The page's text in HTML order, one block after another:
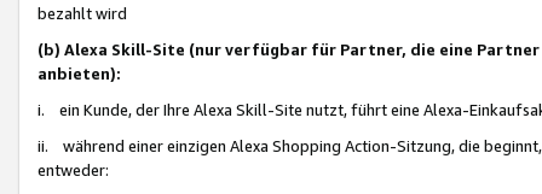
bezahlt wird
(b) Alexa Skill-Site (nur verfügbar für Partner, die eine
anbieten):
i. ein Kunde, der Ihre Alexa Skill-Site nutzt, führt eine Alexa-
ii. während einer einzigen Alexa Shopping Action-Sitzung, die
entweder: